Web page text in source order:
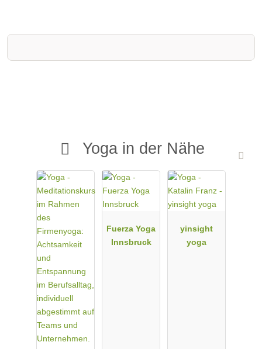
Yoga in der Nähe
Fuerza Yoga
Innsbruck
yinsight
yoga